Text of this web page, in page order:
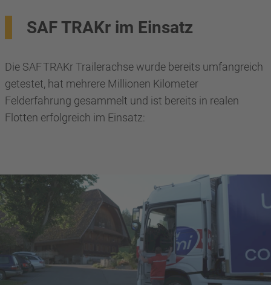
SAF TRAKr im Einsatz
Die SAF TRAKr Trailerachse wurde bereits umfangreich
getestet, hat mehrere Millionen Kilometer
Felderfahrung gesammelt und ist bereits in realen
Flotten erfolgreich im Einsatz: